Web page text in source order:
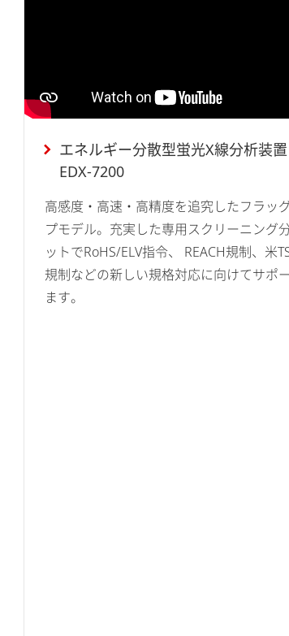
エネルギー分散型蛍光X線分析装置
EDX-7200
高感度・高速・高精度を追究したフラッ
プモデル。充実した専用スクリーニング
ットでRoHS/ELV指令、 REACH規制、米
規制などの新しい規格対応に向けてサポ
ます。